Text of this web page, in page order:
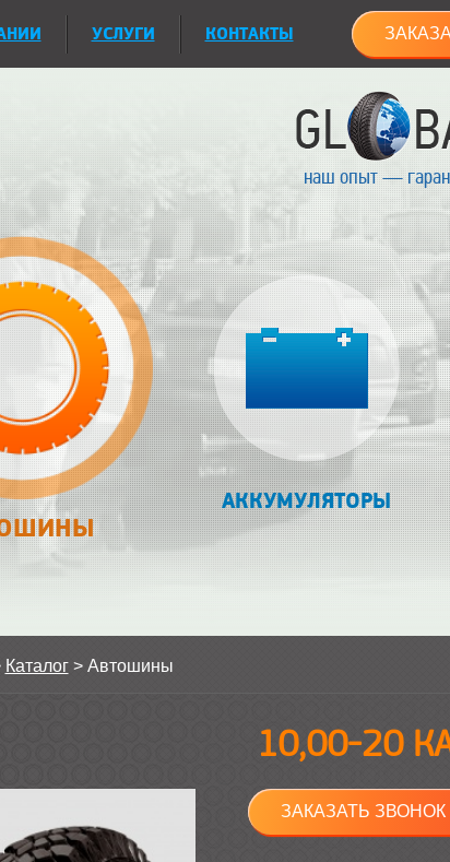
УСЛУГИ КОНТАКТЫ
наш опыт —
АККУМУЛЯТОРЫ
Каталог> Автошины
10,00-20
ЗАКАЗАТЬ ЗВОНОК